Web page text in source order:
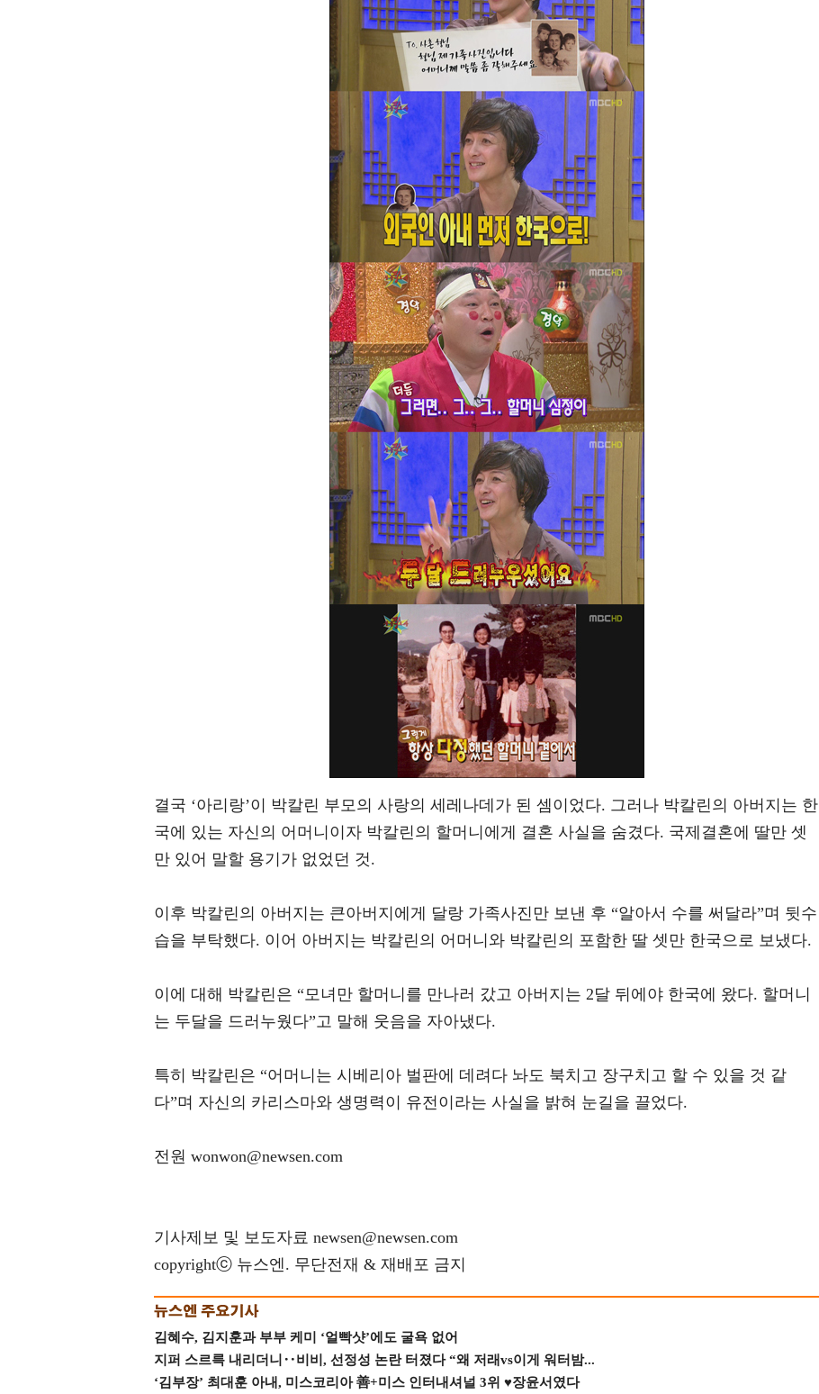
결국 ‘아리랑’이 박칼린 부모의 사랑의 세레나데가 된 셈이었다. 그러나 박칼린의 아버지는 한
국에 있는 자신의 어머니이자 박칼린의 할머니에게 결혼 사실을 숨겼다. 국제결혼에 딸만 셋
만 있어 말할 용기가 없었던 것.
이후 박칼린의 아버지는 큰아버지에게 달랑 가족사진만 보낸 후 “알아서 수를 써달라”며 뒷수
습을 부탁했다. 이어 아버지는 박칼린의 어머니와 박칼린의 포함한 딸 셋만 한국으로 보냈다.
이에 대해 박칼린은 “모녀만 할머니를 만나러 갔고 아버지는 2달 뒤에야 한국에 왔다. 할머니
는 두달을 드러누웠다”고 말해 웃음을 자아냈다.
특히 박칼린은 “어머니는 시베리아 벌판에 데려다 놔도 북치고 장구치고 할 수 있을 것 같
다”며 자신의 카리스마와 생명력이 유전이라는 사실을 밝혀 눈길을 끌었다.
전원 wonwon@newsen.com
기사제보 및 보도자료 newsen@newsen.com
copyrightⓒ 뉴스엔. 무단전재 & 재배포 금지
김혜수, 김지훈과 부부 케미 ‘얼빡샷’에도 굴욕 없어
지퍼 스르륵 내리더니‥비비, 선정성 논란 터졌다 “왜 저래vs이게 워터밤...
‘김부장’ 최대훈 아내, 미스코리아 善+미스 인터내셔널 3위 ♥장윤서였다